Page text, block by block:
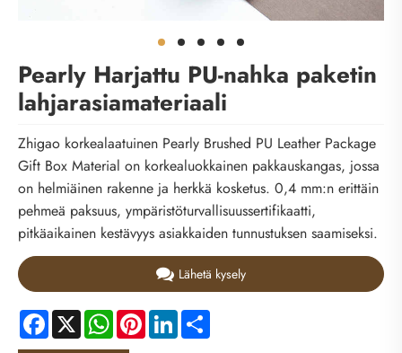
Pearly Harjattu PU-nahka paketin
lahjarasiamateriaali
Zhigao korkealaatuinen Pearly Brushed PU Leather Package
Gift Box Material on korkealuokkainen pakkauskangas, jossa
on helmiäinen rakenne ja herkkä kosketus. 0,4 mm:n erittäin
pehmeä paksuus, ympäristöturvallisuussertifikaatti,
pitkäaikainen kestävyys asiakkaiden tunnustuksen saamiseksi.
Lähetä kysely
Facebook
X WhatsApp
PinterestLinkedIn